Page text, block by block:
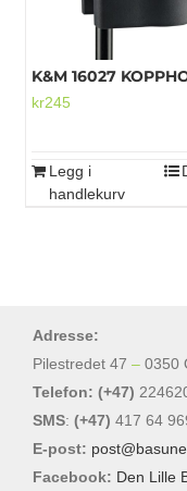
K&M 16027
kr245
Legg i
handlekurv
Adresse:
Pilestredet 47 – 0350
Telefon: (+47)
SMS: (+47) 417 64
E-post:
Facebook: Den Lille